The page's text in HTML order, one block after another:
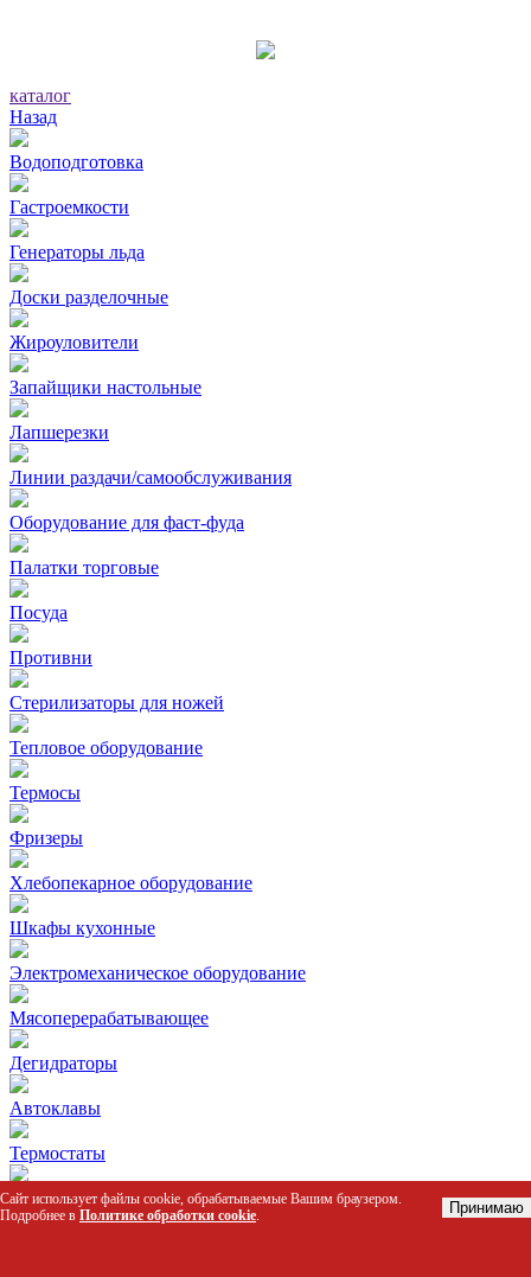
каталог
Назад
Водоподготовка
Гастроемкости
Генераторы льда
Доски разделочные
Жироуловители
Запайщики настольные
Лапшерезки
Линии раздачи/самообслуживания
Оборудование для фаст-фуда
Палатки торговые
Посуда
Противни
Стерилизаторы для ножей
Тепловое оборудование
Термосы
Фризеры
Хлебопекарное оборудование
Шкафы кухонные
Электромеханическое оборудование
Мясоперерабатывающее
Дегидраторы
Автоклавы
Термостаты
Колоды разрубочные
Сайт использует файлы cookie, обрабатываемые Вашим браузером.
Подробнее в Политике обработки cookie. Принимаю